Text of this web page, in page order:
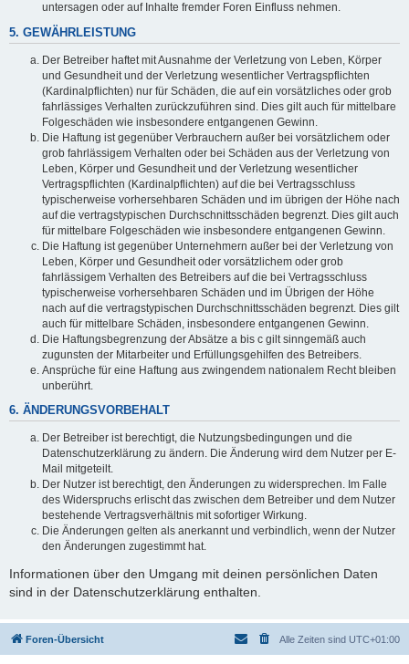
untersagen oder auf Inhalte fremder Foren Einfluss nehmen.
5. GEWÄHRLEISTUNG
Der Betreiber haftet mit Ausnahme der Verletzung von Leben, Körper
und Gesundheit und der Verletzung wesentlicher Vertragspflichten
(Kardinalpflichten) nur für Schäden, die auf ein vorsätzliches oder grob
fahrlässiges Verhalten zurückzuführen sind. Dies gilt auch für mittelbare
Folgeschäden wie insbesondere entgangenen Gewinn.
Die Haftung ist gegenüber Verbrauchern außer bei vorsätzlichem oder
grob fahrlässigem Verhalten oder bei Schäden aus der Verletzung von
Leben, Körper und Gesundheit und der Verletzung wesentlicher
Vertragspflichten (Kardinalpflichten) auf die bei Vertragsschluss
typischerweise vorhersehbaren Schäden und im übrigen der Höhe nach
auf die vertragstypischen Durchschnittsschäden begrenzt. Dies gilt auch
für mittelbare Folgeschäden wie insbesondere entgangenen Gewinn.
Die Haftung ist gegenüber Unternehmern außer bei der Verletzung von
Leben, Körper und Gesundheit oder vorsätzlichem oder grob
fahrlässigem Verhalten des Betreibers auf die bei Vertragsschluss
typischerweise vorhersehbaren Schäden und im Übrigen der Höhe
nach auf die vertragstypischen Durchschnittsschäden begrenzt. Dies gilt
auch für mittelbare Schäden, insbesondere entgangenen Gewinn.
Die Haftungsbegrenzung der Absätze a bis c gilt sinngemäß auch
zugunsten der Mitarbeiter und Erfüllungsgehilfen des Betreibers.
Ansprüche für eine Haftung aus zwingendem nationalem Recht bleiben
unberührt.
6. ÄNDERUNGSVORBEHALT
Der Betreiber ist berechtigt, die Nutzungsbedingungen und die
Datenschutzerklärung zu ändern. Die Änderung wird dem Nutzer per E-
Mail mitgeteilt.
Der Nutzer ist berechtigt, den Änderungen zu widersprechen. Im Falle
des Widerspruchs erlischt das zwischen dem Betreiber und dem Nutzer
bestehende Vertragsverhältnis mit sofortiger Wirkung.
Die Änderungen gelten als anerkannt und verbindlich, wenn der Nutzer
den Änderungen zugestimmt hat.
Informationen über den Umgang mit deinen persönlichen Daten
sind in der Datenschutzerklärung enthalten.
Foren-Übersicht Alle Zeiten sind UTC+01:00